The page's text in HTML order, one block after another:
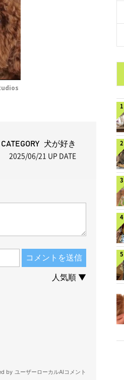
CATEGORY 犬が好き
2025/06/21 UP DATE